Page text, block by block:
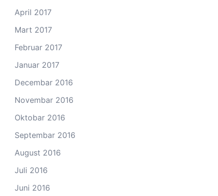
April 2017
Mart 2017
Februar 2017
Januar 2017
Decembar 2016
Novembar 2016
Oktobar 2016
Septembar 2016
August 2016
Juli 2016
Juni 2016